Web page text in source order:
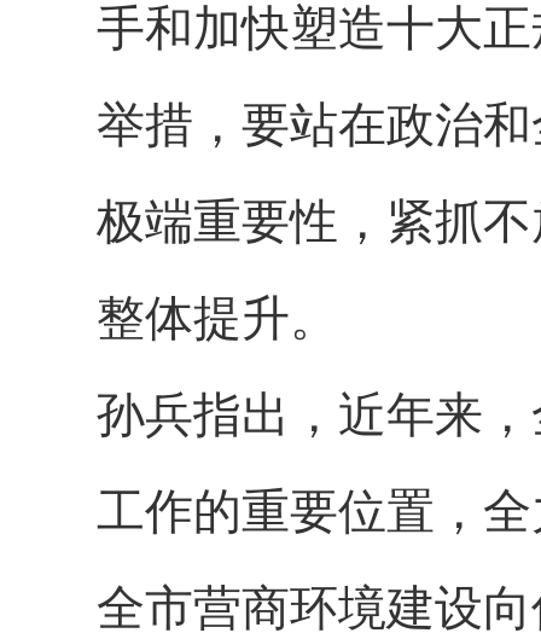
手和加快塑造十大
举措，要站在政治
极端重要性，紧抓
整体提升。
孙兵指出，近年来
工作的重要位置，
全市营商环境建设